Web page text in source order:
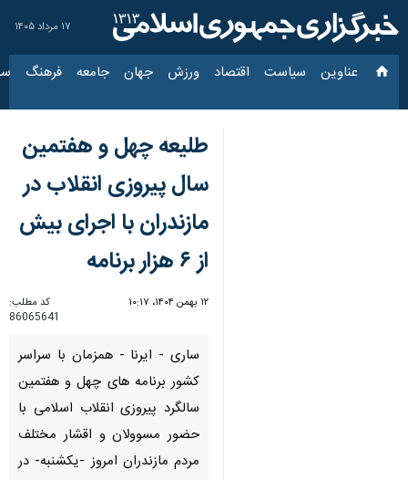
۱۷ مرداد ۱۴۰۵
عناوین‌ سیاست اقتصاد ورزش جهان جامعه فرهنگ
طلیعه چهل و هفتمین
سال پیروزی انقلاب در
مازندران با اجرای بیش
از ۶ هزار برنامه
۱۲ بهمن ۱۴۰۴، ۱۰:۱۷
کد مطلب:
86065641
ساری - ایرنا - همزمان با سراسر
کشور برنامه های چهل و هفتمین
سالگرد پیروزی انقلاب اسلامی با
حضور مسوولان و اقشار مختلف
مردم مازندران امروز -یکشنبه- در